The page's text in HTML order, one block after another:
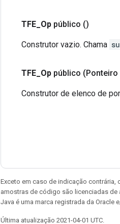
TFE Op público ()
Construtor vazio. Chama
TFE Op público (Ponteiro
Construtor de elenco de
Exceto em caso de indicação
amostras de código são licenciadas de
Java é uma marca registrada da Oracle
Última atualização 2021-04-01 UTC.